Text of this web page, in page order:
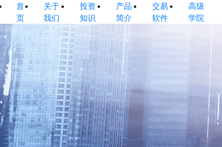
首
页
关于
我们
投资
知识
产品
简介
交易
软件
高级
学院